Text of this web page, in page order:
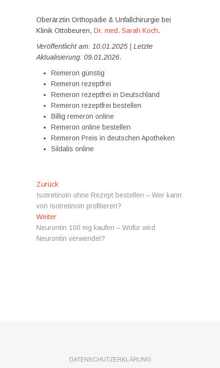
Oberärztin Orthopädie & Unfallchirurgie bei
Klinik Ottobeuren, Dr. med. Sarah Koch.
Veröffentlicht am: 10.01.2025 | Letzte
Aktualisierung: 09.01.2026.
Remeron günstig
Remeron rezeptfrei
Remeron rezeptfrei in Deutschland
Remeron rezeptfrei bestellen
Billig remeron online
Remeron online bestellen
Remeron Preis in deutschen Apotheken
Sildalis online
Beitragsnavigation
ZurückVorheriger
Beitrag:
Isotretinoin ohne Rezept bestellen – Wer kann
von Isotretinoin profitieren?
WeiterNächster
Beitrag:
Neurontin 100 mg kaufen – Wofür wird
Neurontin verwendet?
DATENSCHUTZERKLÄRUNG